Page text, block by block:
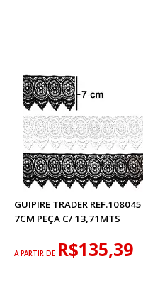
GUIPIRE TRADER REF.108045
7CM PEÇA C/ 13,71MTS
A PARTIR DE R$135,39